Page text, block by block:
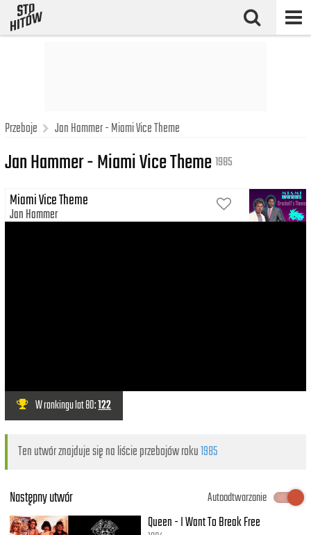
Przeboje Jan Hammer - Miami Vice Theme
Jan Hammer - Miami Vice Theme1985
Miami Vice Theme
Jan Hammer
W rankingu lat 80:122
Ten utwór znajduje się na liście przebojów roku1985
Następny utwór
Autoodtwarzanie
Queen - I Want To Break Free